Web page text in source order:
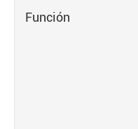
Función